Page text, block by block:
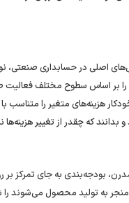
اصلی در حسابداری صنعتی،
هزینه‌های متغیر را متناسب
بودجه‌بندی به جای تمرکز بر
به تولید محصول می‌شوند